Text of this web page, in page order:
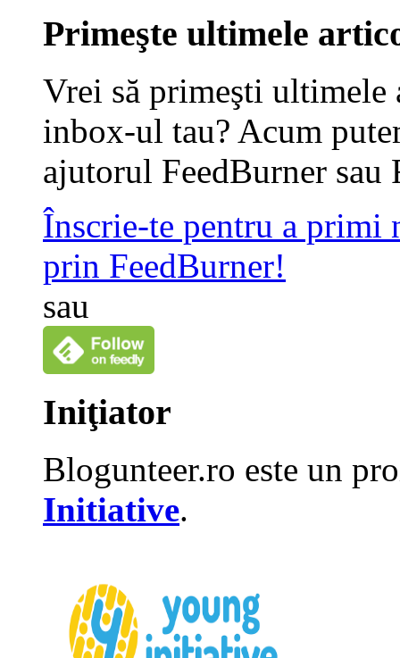
Primeşte ultimele
Vrei să primeşti
inbox-ul tau? Acum
ajutorul FeedBurner sau
Înscrie-te pentru a primi
prin FeedBurner!
sau
Iniţiator
Blogunteer.ro este un
Initiative.